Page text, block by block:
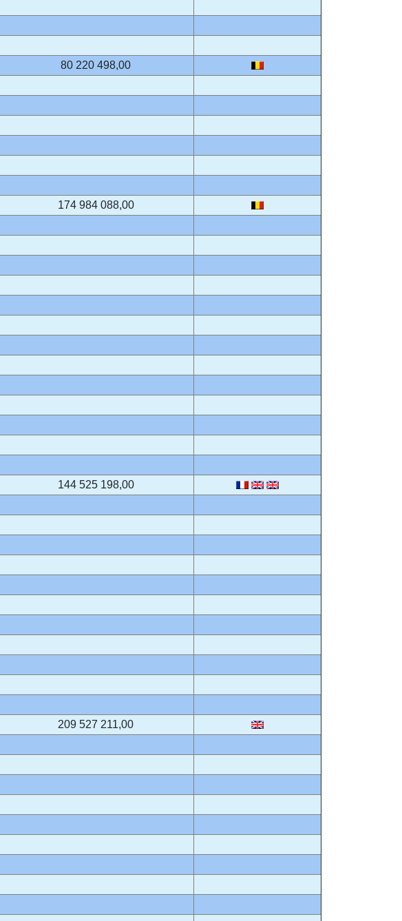
80 220 498,00
174 984 088,00
144 525 198,00
209 527 211,00